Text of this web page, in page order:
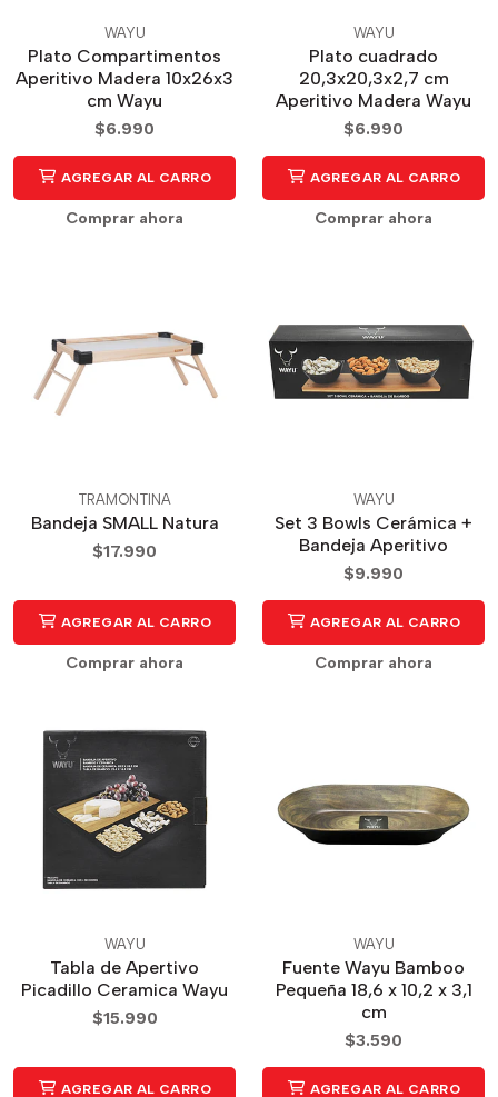
WAYU
Plato Compartimentos
Aperitivo Madera 10x26x3
cm Wayu
$6.990
AGREGAR AL CARRO
Comprar ahora
WAYU
Plato cuadrado
20,3x20,3x2,7 cm
Aperitivo Madera Wayu
$6.990
AGREGAR AL CARRO
Comprar ahora
TRAMONTINA
Bandeja SMALL Natura
$17.990
AGREGAR AL CARRO
Comprar ahora
WAYU
Set 3 Bowls Cerámica +
Bandeja Aperitivo
$9.990
AGREGAR AL CARRO
Comprar ahora
WAYU
Tabla de Apertivo
Picadillo Ceramica Wayu
$15.990
AGREGAR AL CARRO
WAYU
Fuente Wayu Bamboo
Pequeña 18,6 x 10,2 x 3,1
cm
$3.590
AGREGAR AL CARRO